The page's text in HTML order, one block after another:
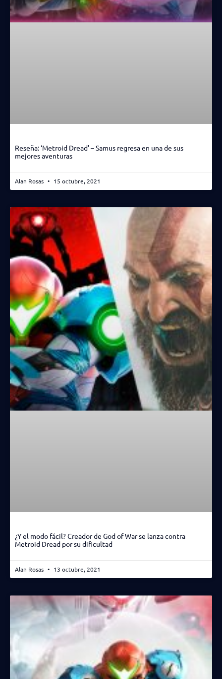
Reseña: ‘Metroid Dread’ – Samus regresa en una de sus
mejores aventuras
Alan Rosas 15 octubre, 2021
¿Y el modo fácil? Creador de God of War se lanza contra
Metroid Dread por su dificultad
Alan Rosas 13 octubre, 2021